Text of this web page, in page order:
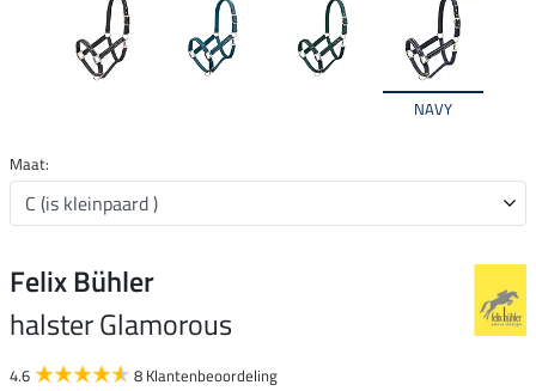
NAVY
Maat:
Felix Bühler
halster Glamorous
4.6 8 Klantenbeoordeling